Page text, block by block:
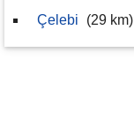
Çelebi (29 km)